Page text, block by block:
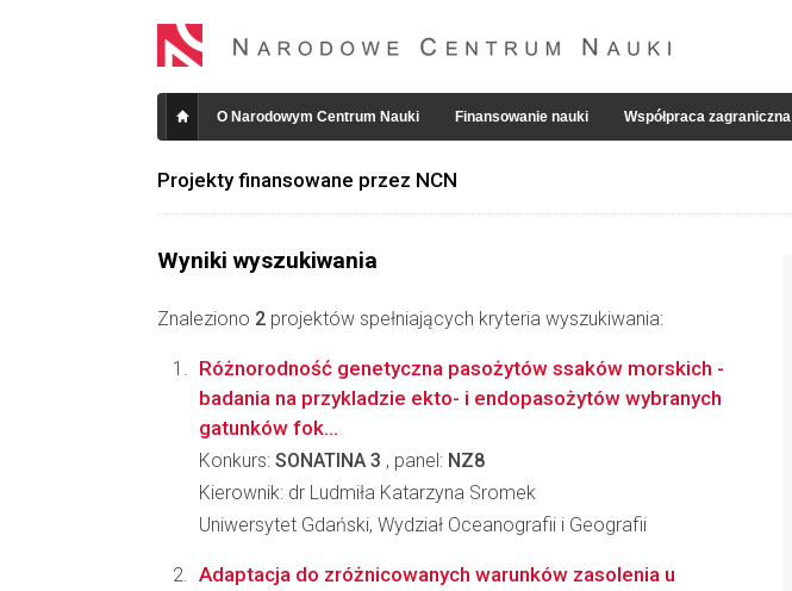
O Narodowym Centrum Nauki Finansowanie nauki Współpraca zagraniczna
Projekty finansowane przez NCN
Wyniki wyszukiwania
Znaleziono 2 projektów spełniających kryteria wyszukiwania:
Różnorodność genetyczna pasożytów ssaków morskich -
badania na przykladzie ekto- i endopasożytów wybranych
gatunków fok...
Konkurs: SONATINA 3 , panel: NZ8
Kierownik: dr Ludmiła Katarzyna Sromek
Uniwersytet Gdański, Wydział Oceanografii i Geografii
Adaptacja do zróżnicowanych warunków zasolenia u